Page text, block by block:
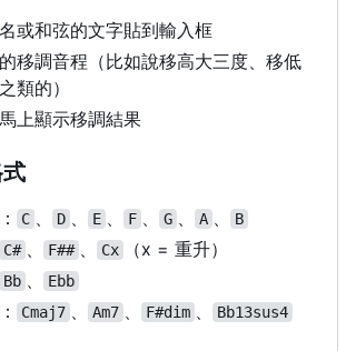
或和弦的文字貼到輸入框
移調音程（比如說移高大三度、移低
類的）
上顯示移調結果
C 、 D 、 E 、 F 、 G 、 A 、 B
C# 、 F## 、 Cx （x = 重升）
Bb 、 Ebb
Cmaj7 、 Am7 、 F#dim 、 Bb13sus4